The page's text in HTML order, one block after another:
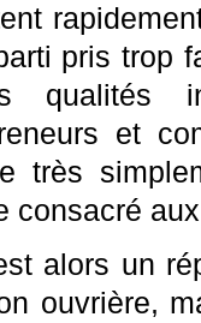
pris trop
qualités
et
très
consacré
alors un
ouvrière,